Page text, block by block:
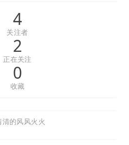
4
关注者
2
正在关注
0
收藏
的风风火火